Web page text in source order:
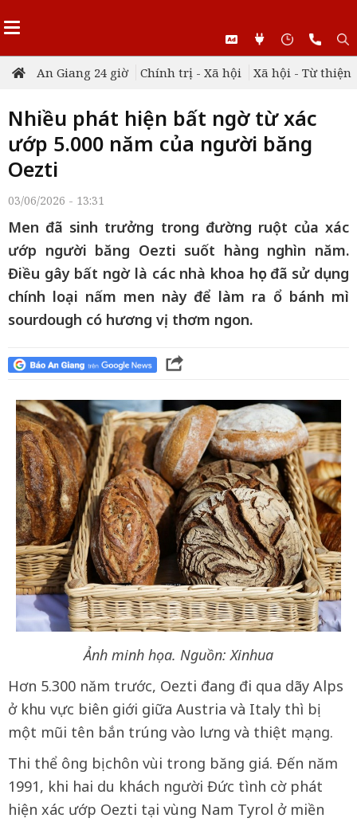
An Giang 24 giờ Chính trị - Xã hội Xã hội - Từ thiện
Nhiều phát hiện bất ngờ từ xác
ướp 5.000 năm của người băng
Oezti
03/06/2026 - 13:31
Men đã sinh trưởng trong đường ruột của xác
ướp người băng Oezti suốt hàng nghìn năm.
Điều gây bất ngờ là các nhà khoa học đã sử dụng
chính loại nấm men này để làm ra ổ bánh mì
sourdough có hương vị thơm ngon.
Ảnh minh họa. Nguồn: Xinhua
Hơn 5.300 năm trước, Oezti đang đi qua dãy Alps
ở khu vực biên giới giữa Austria và Italy thì bị
một mũi tên bắn trúng vào lưng và thiệt mạng.
Thi thể ông bị chôn vùi trong băng giá. Đến năm
1991, khi hai du khách người Đức tình cờ phát
hiện xác ướp Oezti tại vùng Nam Tyrol ở miền